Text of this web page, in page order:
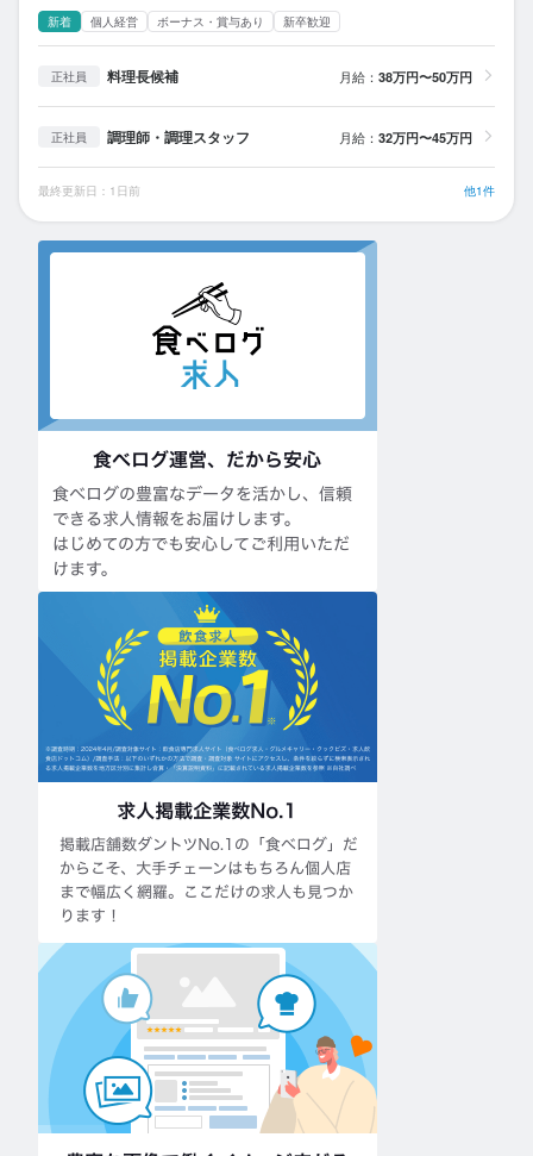
新着 個人経営 ボーナス・賞与あり 新卒歓迎
正社員 料理長候補 月給： 38万円〜50万円
正社員 調理師・調理スタッフ 月給： 32万円〜45万円
最終更新日：1日前 他1件